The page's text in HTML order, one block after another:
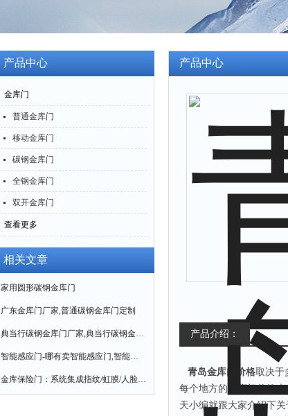
产品中心
金库门
普通金库门
移动金库门
碳钢金库门
全钢金库门
双开金库门
查看更多
相关文章
家用圆形碳钢金库门
广东金库门厂家,普通碳钢金库门定制
典当行碳钢金库门厂家,典当行碳钢金库门解决方案
智能感应门-哪有卖智能感应门,智能感应门厂家
金库保险门：系统集成指纹/虹膜/人脸识别等技术
产品中心
产品介绍：
青岛金库门价格取决于
每个地方的金库门价格
天小编就跟大家介绍下关